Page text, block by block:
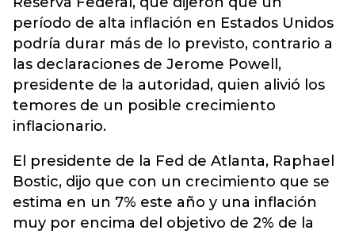
período de alta inflación en Estados Unidos
podría durar más de lo previsto, contrario a
las declaraciones de Jerome Powell,
presidente de la autoridad, quien alivió los
temores de un posible crecimiento
inflacionario.
El presidente de la Fed de Atlanta, Raphael
Bostic, dijo que con un crecimiento que se
estima en un 7% este año y una inflación
muy por encima del objetivo de 2% de la